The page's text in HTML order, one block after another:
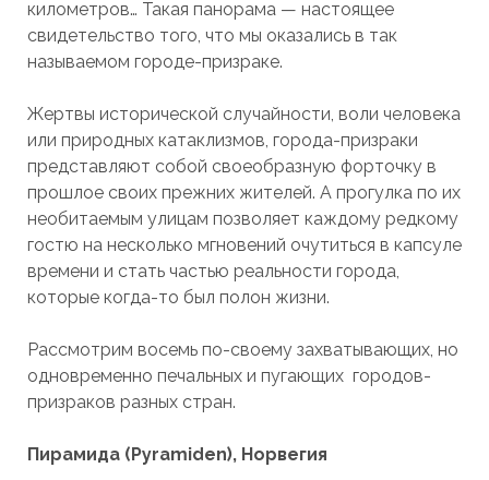
километров… Такая панорама — настоящее
свидетельство того, что мы оказались в так
называемом городе-призраке.
Жертвы исторической случайности, воли человека
или природных катаклизмов, города-призраки
представляют собой своеобразную форточку в
прошлое своих прежних жителей. А прогулка по их
необитаемым улицам позволяет каждому редкому
гостю на несколько мгновений очутиться в капсуле
времени и стать частью реальности города,
которые когда-то был полон жизни.
Рассмотрим восемь по-своему захватывающих, но
одновременно печальных и пугающих городов-
призраков разных стран.
Пирамида (Pyramiden), Норвегия